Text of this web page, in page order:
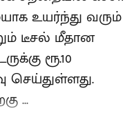
உயர்ந்து வரும்
டீசல் மீதான
ரூ.10
செய்துள்ளது.
...